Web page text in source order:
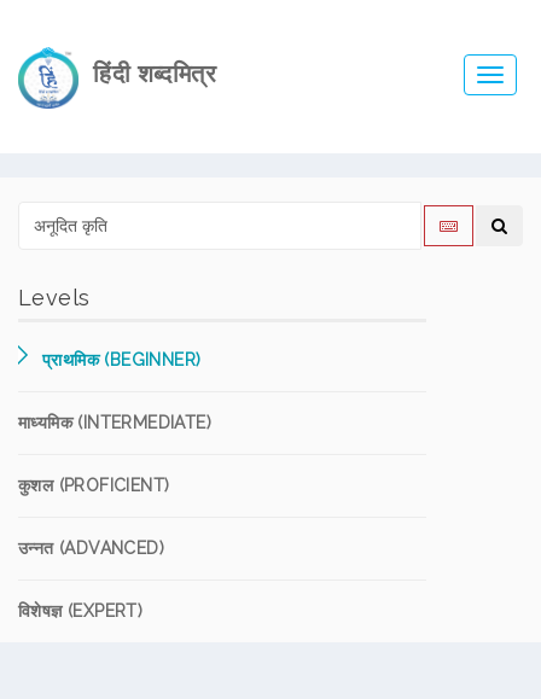
हिंदी शब्दमित्र
Levels
प्राथमिक (BEGINNER)
माध्यमिक (INTERMEDIATE)
कुशल (PROFICIENT)
उन्नत (ADVANCED)
विशेषज्ञ (EXPERT)